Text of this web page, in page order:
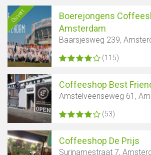
Ouvert
Boerejongens
Amsterdam
Baarsjesweg 239,
(115)
Coffeeshop Best
Amstelveenseweg 61,
(53)
Coffeeshop De Prijs
Surinamestraat 7,